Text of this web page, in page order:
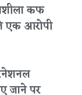
कफ
एक आरोपी
जाने पर